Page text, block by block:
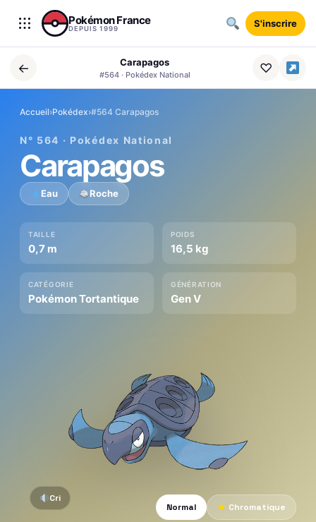
Aller au contenu
Pokémon France
DEPUIS 1999 S'inscrire
← Carapagos
#564 · Pokédex National ♡
Accueil›Pokédex›#564 Carapagos
N° 564 · Pokédex National
Carapagos
Eau Roche
TAILLE
0,7 m
POIDS
16,5 kg
CATÉGORIE
Pokémon Tortantique
GÉNÉRATION
Gen V
Cri
Normal
★ Chromatique